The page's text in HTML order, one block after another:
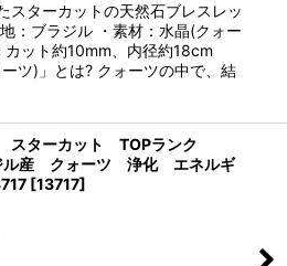
スターカットの天然石ブレスレッ
：ブラジル ・素材：水晶(クォー
カット約10mm、内径約18cm
ツ)」とは? クォーツの中で、結
ターカット TOPランク
産 クォーツ 浄化 エネルギ
[13717]